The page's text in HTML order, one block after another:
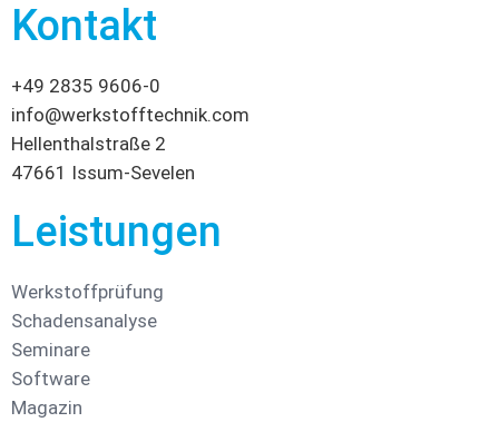
Kontakt
+49 2835 9606-0
info@werkstofftechnik.com
Hellenthalstraße 2
47661 Issum-Sevelen
Leistungen
Werkstoffprüfung
Schadensanalyse
Seminare
Software
Magazin